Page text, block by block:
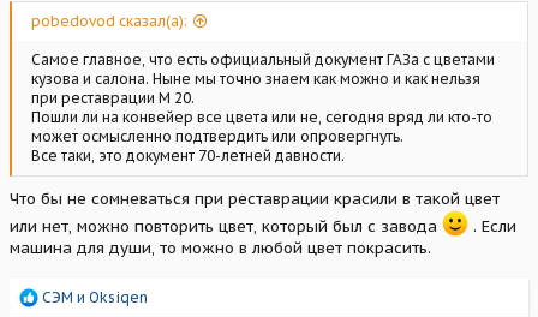
pobedovod сказал(а):
Самое главное, что есть официальный документ ГАЗа с цветами
кузова и салона. Ныне мы точно знаем как можно и как нельзя
при реставрации М 20.
Пошли ли на конвейер все цвета или не, сегодня вряд ли кто-то
может осмысленно подтвердить или опровергнуть.
Все таки, это документ 70-летней давности.
Что бы не сомневаться при реставрации красили в такой цвет
или нет, можно повторить цвет, который был с завода
. Если
машина для души, то можно в любой цвет покрасить.
Р
СЭМ и Oksiqen